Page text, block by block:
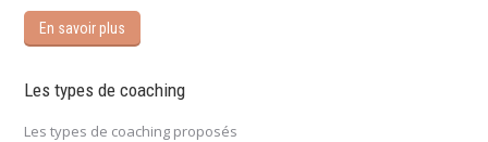
En savoir plus
Les types de coaching
Les types de coaching proposés